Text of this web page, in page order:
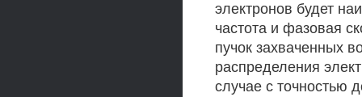
электронов будет
частота и фазовая
пучок захваченных
распределения
случае с точностью